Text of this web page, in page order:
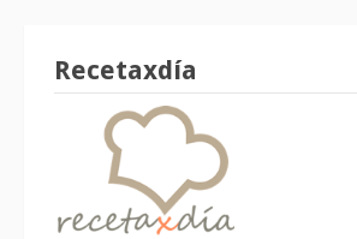
Recetaxdía